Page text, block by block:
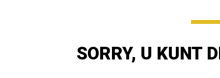
SORRY, U KUNT